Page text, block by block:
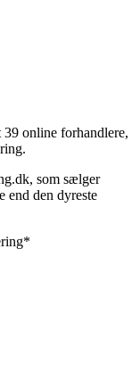
online forhandlere,
som sælger
end den dyreste